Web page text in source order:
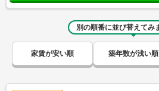
別の順番に並び替えてみ
家賃が安い順 築年数が浅い順